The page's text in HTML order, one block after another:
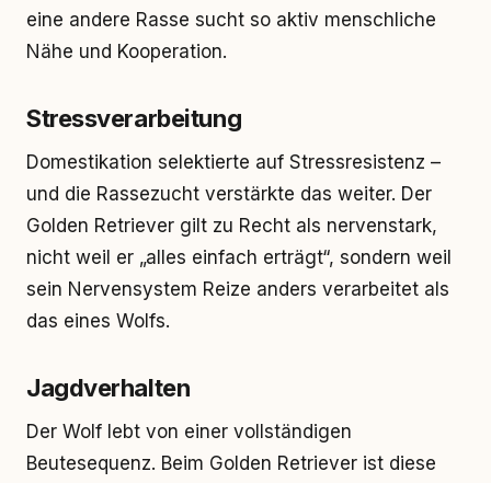
eine andere Rasse sucht so aktiv menschliche
Nähe und Kooperation.
Stressverarbeitung
Domestikation selektierte auf Stressresistenz –
und die Rassezucht verstärkte das weiter. Der
Golden Retriever gilt zu Recht als nervenstark,
nicht weil er „alles einfach erträgt“, sondern weil
sein Nervensystem Reize anders verarbeitet als
das eines Wolfs.
Jagdverhalten
Der Wolf lebt von einer vollständigen
Beutesequenz. Beim Golden Retriever ist diese